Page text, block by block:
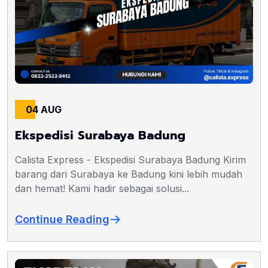
04 AUG
Ekspedisi Surabaya Badung
Calista Express - Ekspedisi Surabaya Badung Kirim
barang dari Surabaya ke Badung kini lebih mudah
dan hemat! Kami hadir sebagai solusi...
Continue Reading